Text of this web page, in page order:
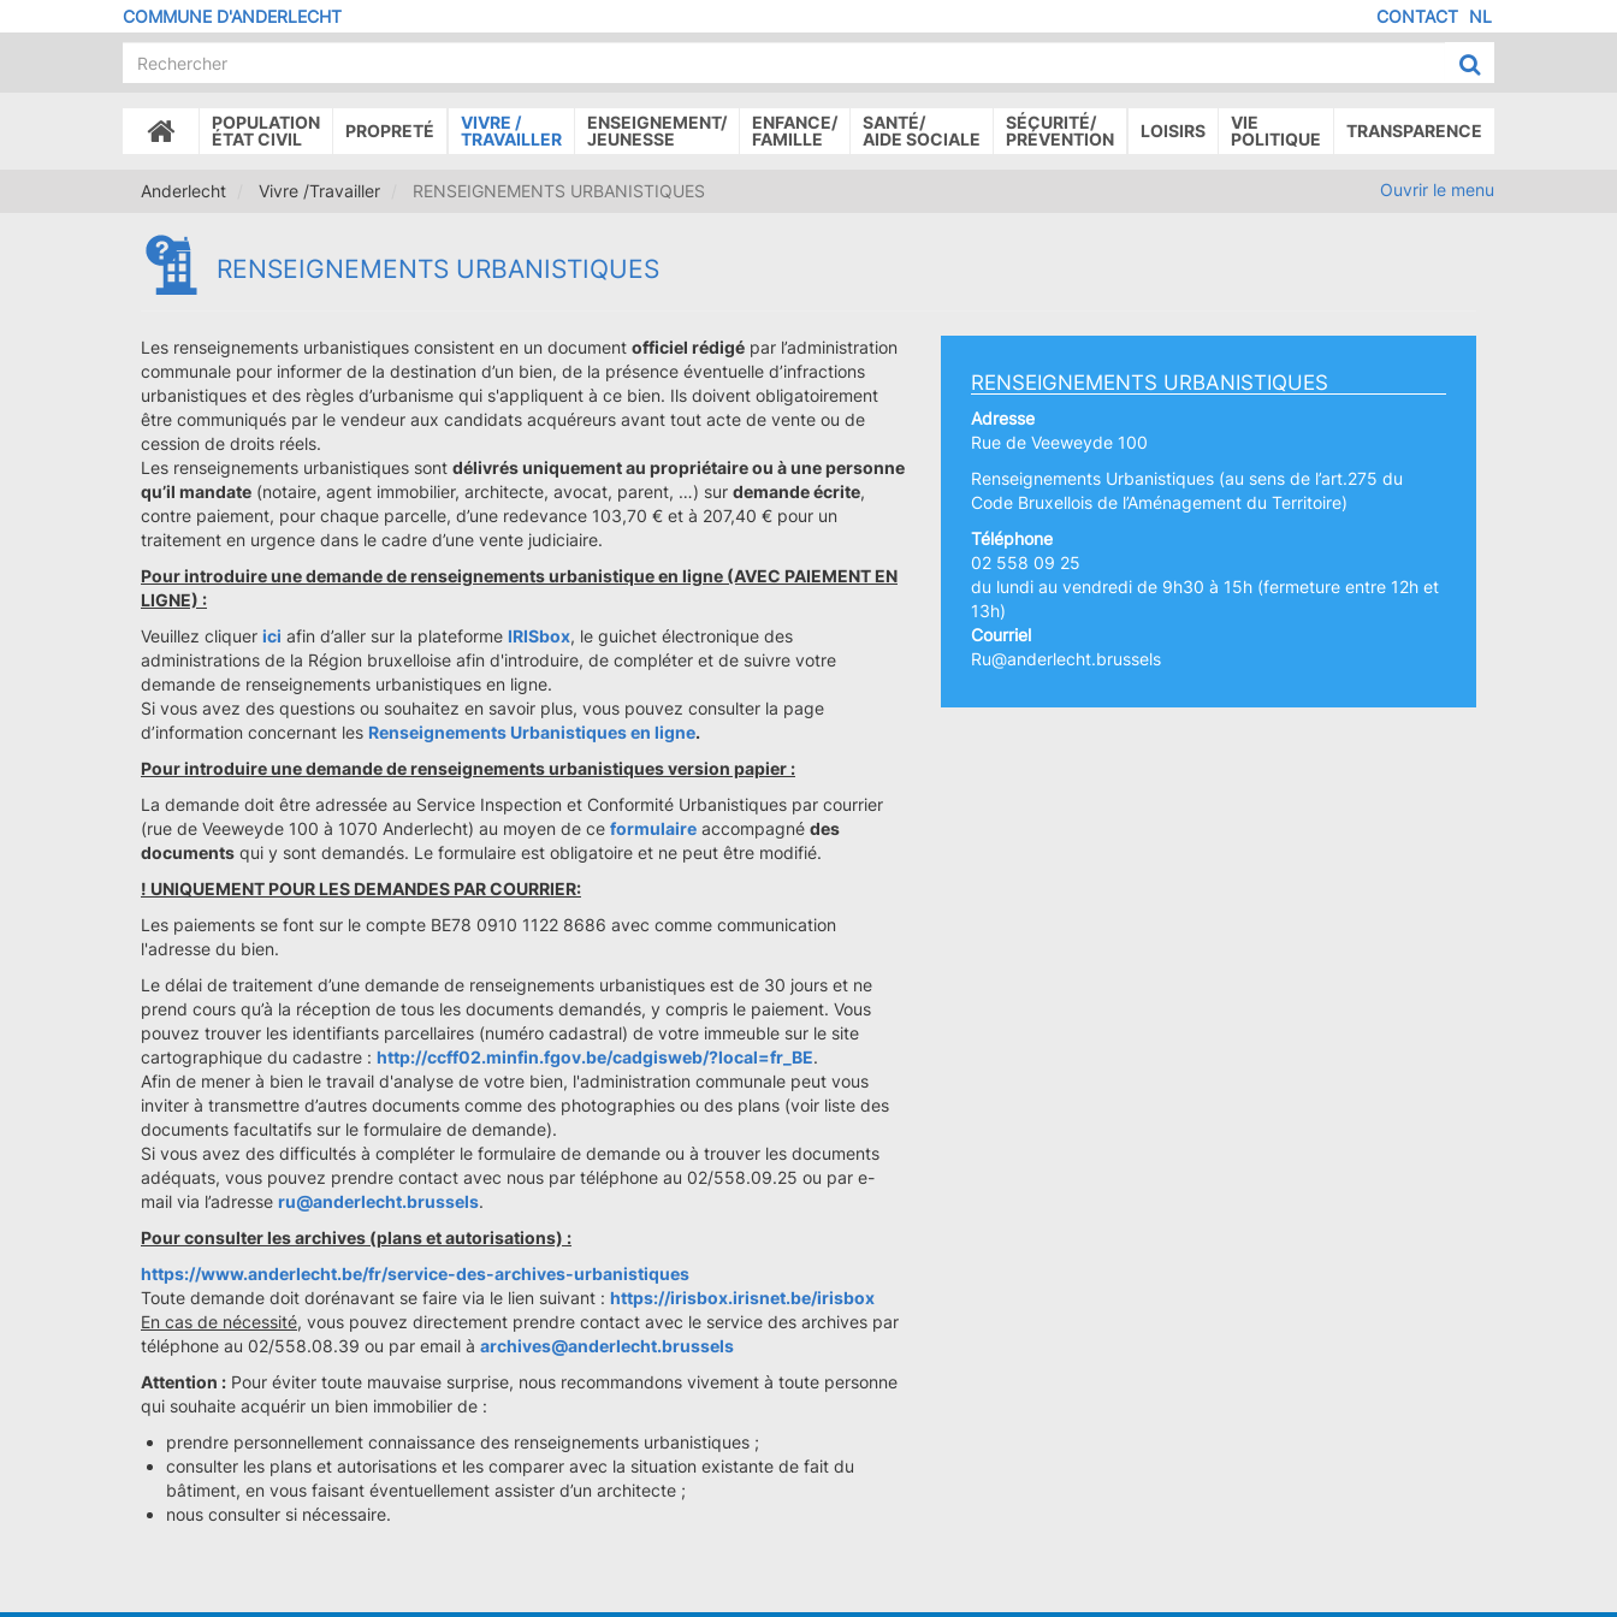
au
COMMUNE D'ANDERLECHT NL
MENU
DE
PAGE
CONTACT
ACCUEIL
POPULATION
ÉTAT CIVIL
PROPRETÉ
VIVRE /
TRAVAILLER
ENSEIGNEMENT/
JEUNESSE
ENFANCE/
FAMILLE
SANTÉ/
AIDE SOCIALE
SÉCURITÉ/
PRÉVENTION
LOISIRS
VIE
POLITIQUE
TRANSPARENCE
Anderlecht Vivre /Travailler RENSEIGNEMENTS URBANISTIQUES Ouvrir le menu
RENSEIGNEMENTS URBANISTIQUES
RENSEIGNEMENTS URBANISTIQUES
Adresse
Rue de Veeweyde 100
Renseignements Urbanistiques (au sens de l’art.275 du
Code Bruxellois de l’Aménagement du Territoire)
Téléphone
02 558 09 25
du lundi au vendredi de 9h30 à 15h (fermeture entre 12h et
13h)
Courriel
Ru@anderlecht.brussels
Les renseignements urbanistiques consistent en un document officiel rédigé par l’administration
communale pour informer de la destination d’un bien, de la présence éventuelle d’infractions
urbanistiques et des règles d’urbanisme qui s'appliquent à ce bien. Ils doivent obligatoirement
être communiqués par le vendeur aux candidats acquéreurs avant tout acte de vente ou de
cession de droits réels.
Les renseignements urbanistiques sont délivrés uniquement au propriétaire ou à une personne
qu’il mandate (notaire, agent immobilier, architecte, avocat, parent, …) sur demande écrite,
contre paiement, pour chaque parcelle, d’une redevance 103,70 € et à 207,40 € pour un
traitement en urgence dans le cadre d’une vente judiciaire.
Pour introduire une demande de renseignements urbanistique en ligne (AVEC PAIEMENT EN
LIGNE) :
Veuillez cliquer ici afin d’aller sur la plateforme IRISbox, le guichet électronique des
administrations de la Région bruxelloise afin d'introduire, de compléter et de suivre votre
demande de renseignements urbanistiques en ligne.
Si vous avez des questions ou souhaitez en savoir plus, vous pouvez consulter la page
d’information concernant les Renseignements Urbanistiques en ligne.
Pour introduire une demande de renseignements urbanistiques version papier :
La demande doit être adressée au Service Inspection et Conformité Urbanistiques par courrier
(rue de Veeweyde 100 à 1070 Anderlecht) au moyen de ce formulaire accompagné des
documents qui y sont demandés. Le formulaire est obligatoire et ne peut être modifié.
! UNIQUEMENT POUR LES DEMANDES PAR COURRIER:
Les paiements se font sur le compte BE78 0910 1122 8686 avec comme communication
l'adresse du bien.
Le délai de traitement d’une demande de renseignements urbanistiques est de 30 jours et ne
prend cours qu’à la réception de tous les documents demandés, y compris le paiement. Vous
pouvez trouver les identifiants parcellaires (numéro cadastral) de votre immeuble sur le site
cartographique du cadastre : http://ccff02.minfin.fgov.be/cadgisweb/?local=fr_BE.
Afin de mener à bien le travail d'analyse de votre bien, l'administration communale peut vous
inviter à transmettre d’autres documents comme des photographies ou des plans (voir liste des
documents facultatifs sur le formulaire de demande).
Si vous avez des difficultés à compléter le formulaire de demande ou à trouver les documents
adéquats, vous pouvez prendre contact avec nous par téléphone au 02/558.09.25 ou par e-
mail via l’adresse ru@anderlecht.brussels.
Pour consulter les archives (plans et autorisations) :
https://www.anderlecht.be/fr/service-des-archives-urbanistiques
Toute demande doit dorénavant se faire via le lien suivant : https://irisbox.irisnet.be/irisbox
En cas de nécessité, vous pouvez directement prendre contact avec le service des archives par
téléphone au 02/558.08.39 ou par email à archives@anderlecht.brussels
Attention : Pour éviter toute mauvaise surprise, nous recommandons vivement à toute personne
qui souhaite acquérir un bien immobilier de :
prendre personnellement connaissance des renseignements urbanistiques ;
consulter les plans et autorisations et les comparer avec la situation existante de fait du
bâtiment, en vous faisant éventuellement assister d’un architecte ;
nous consulter si nécessaire.